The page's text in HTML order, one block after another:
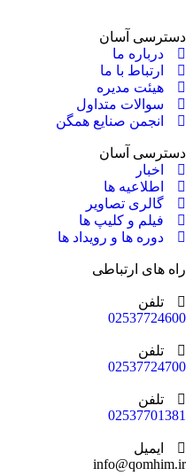
دسترسی آسان
درباره ما
ارتباط با ما
هیئت مدیره
سوالات متداول
انجمن صنایع همگن
دسترسی آسان
اخبار
اطلاعیه ها
گالری تصاویر
فیلم و کلیپ ها
دوره ها و رویداد ها
راه های ارتباطی
تلفن
02537724600
تلفن
02537724700
تلفن
02537701381
ایمیل
info@qomhim.ir